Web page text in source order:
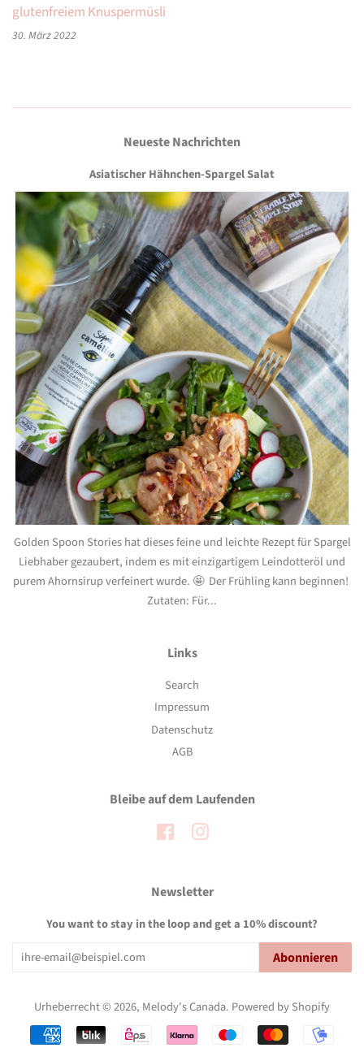
glutenfreiem Knuspermüsli
30. März 2022
Neueste Nachrichten
Asiatischer Hähnchen-Spargel Salat
Golden Spoon Stories hat dieses feine und leichte Rezept für Spargel
Liebhaber gezaubert, indem es mit einzigartigem Leindotteröl und
purem Ahornsirup verfeinert wurde. 🤩 Der Frühling kann beginnen!
Zutaten: Für...
Links
Search
Impressum
Datenschutz
AGB
Bleibe auf dem Laufenden
FacebookInstagram
Newsletter
You want to stay in the loop and get a 10% discount?
Abonnieren
Urheberrecht © 2026, Melody's Canada. Powered by Shopify
Zahlungsarten